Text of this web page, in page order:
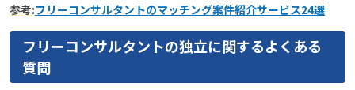
参考:フリーコンサルタントのマッチング案件紹介サービス24選
フリーコンサルタントの独立に関するよくある
質問